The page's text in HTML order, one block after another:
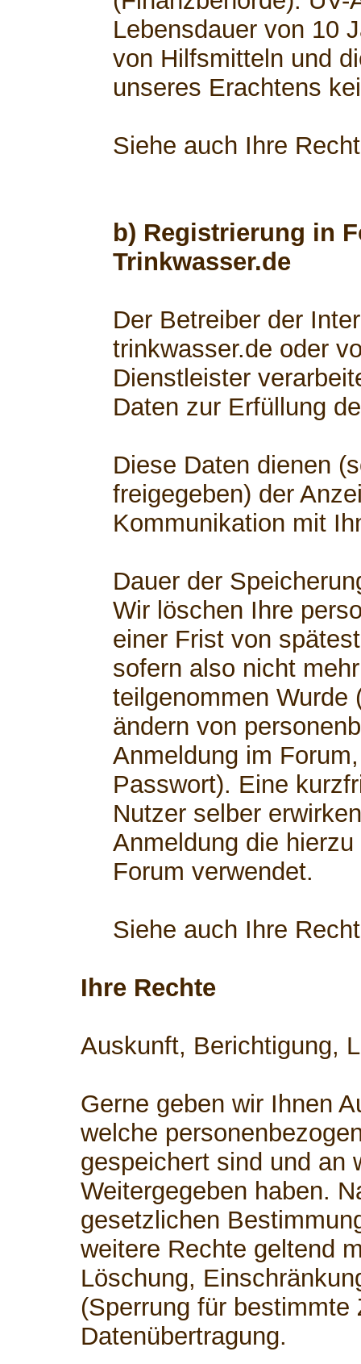
Lebensdauer von 10
von Hilfsmitteln und
unseres Erachtens
Siehe auch Ihre
b) Registrierung in
Trinkwasser.de
Der Betreiber der
trinkwasser.de oder
Dienstleister
Daten zur Erfüllung
Diese Daten dienen
freigegeben) der
Kommunikation mit
Dauer der
Wir löschen Ihre
einer Frist von
sofern also nicht
teilgenommen Wurde
ändern von
Anmeldung im
Passwort). Eine
Nutzer selber
Anmeldung die
Forum verwendet.
Siehe auch Ihre
Ihre Rechte
Auskunft, Berichtigung,
Gerne geben wir Ihnen
welche
gespeichert sind und an
Weitergegeben haben.
gesetzlichen
weitere Rechte geltend
Löschung,
(Sperrung für bestimmte
Datenübertragung.